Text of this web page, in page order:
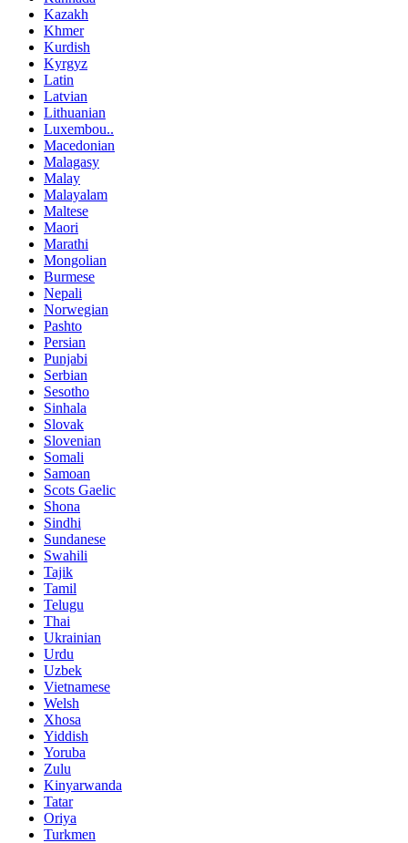
Kazakh
Khmer
Kurdish
Kyrgyz
Latin
Latvian
Lithuanian
Luxembou..
Macedonian
Malagasy
Malay
Malayalam
Maltese
Maori
Marathi
Mongolian
Burmese
Nepali
Norwegian
Pashto
Persian
Punjabi
Serbian
Sesotho
Sinhala
Slovak
Slovenian
Somali
Samoan
Scots Gaelic
Shona
Sindhi
Sundanese
Swahili
Tajik
Tamil
Telugu
Thai
Ukrainian
Urdu
Uzbek
Vietnamese
Welsh
Xhosa
Yiddish
Yoruba
Zulu
Kinyarwanda
Tatar
Oriya
Turkmen